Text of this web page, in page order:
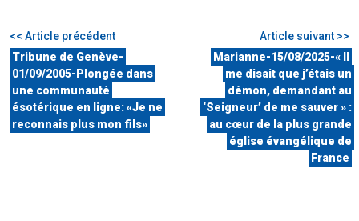
<< Article précédent
Tribune de Genève-
01/09/2005-Plongée dans
une communauté
ésotérique en ligne: «Je ne
reconnais plus mon fils»
Article suivant >>
Marianne-15/08/2025-« Il
me disait que j’étais un
démon, demandant au
‘Seigneur’ de me sauver » :
au cœur de la plus grande
église évangélique de
France